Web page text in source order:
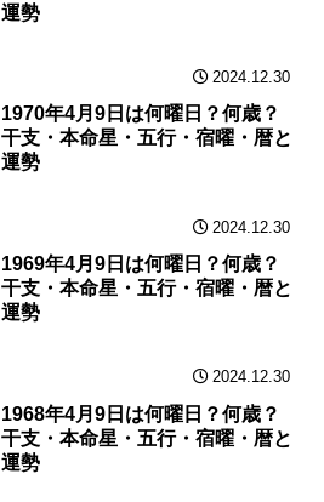
運勢
2024.12.30
1970年4月9日は何曜日？何歳？
干支・本命星・五行・宿曜・暦と
運勢
2024.12.30
1969年4月9日は何曜日？何歳？
干支・本命星・五行・宿曜・暦と
運勢
2024.12.30
1968年4月9日は何曜日？何歳？
干支・本命星・五行・宿曜・暦と
運勢